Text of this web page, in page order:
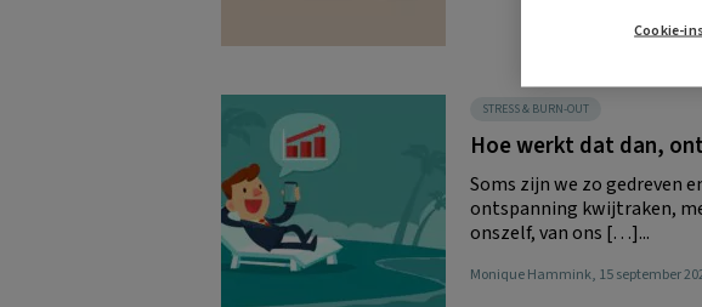
STRESS & BURN-OUT
Hoe werkt dat dan,
Soms zijn we zo gedreven
ontspanning kwijtraken,
onszelf, van ons […]...
Monique Hammink, 15 september
Cookie-